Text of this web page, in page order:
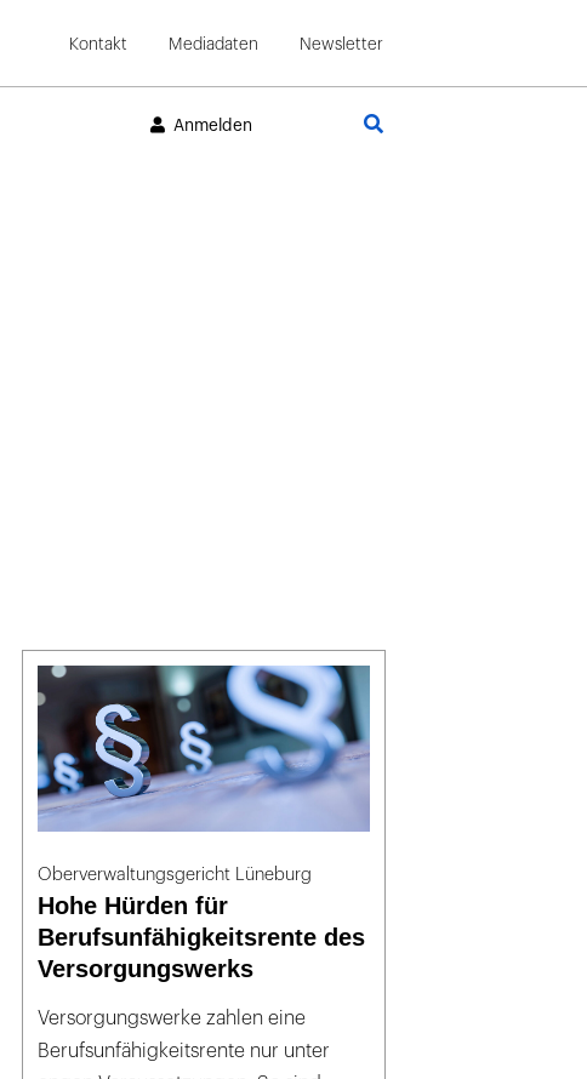
Kontakt Mediadaten Newsletter
Anmelden
Oberverwaltungsgericht Lüneburg
Hohe Hürden für
Berufsunfähigkeitsrente des
Versorgungswerks
Versorgungswerke zahlen eine
Berufsunfähigkeitsrente nur unter